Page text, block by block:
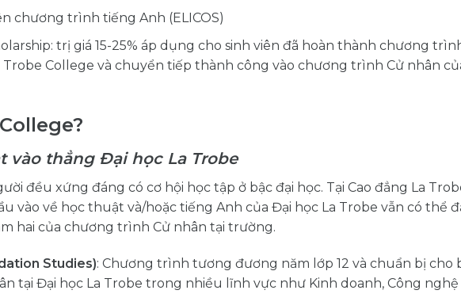
chương trình tiếng Anh (ELICOS)
trị giá 15-25% áp dụng cho sinh viên đã hoàn thành chương
College và chuyển tiếp thành công vào chương trình Cử nhân
vào thẳng Đại học La Trobe
đều xứng đáng có cơ hội học tập ở bậc đại học. Tại Cao đẳng La
vào về học thuật và/hoặc tiếng Anh của Đại học La Trobe vẫn có thể
hai của chương trình Cử nhân tại trường.
Studies): Chương trình tương đương năm lớp 12 và chuẩn bị cho
tại Đại học La Trobe trong nhiều lĩnh vực như Kinh doanh, Công